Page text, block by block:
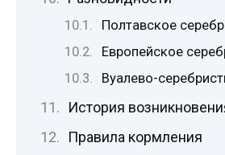
Полтавское
Европейское
Вуалево-
История
Правила кормления